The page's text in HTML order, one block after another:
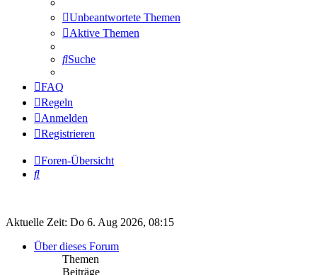
Unbeantwortete Themen
Aktive Themen
Suche
FAQ
Regeln
Anmelden
Registrieren
Foren-Übersicht
Suche
Aktuelle Zeit: Do 6. Aug 2026, 08:15
Über dieses Forum
Themen
Beiträge